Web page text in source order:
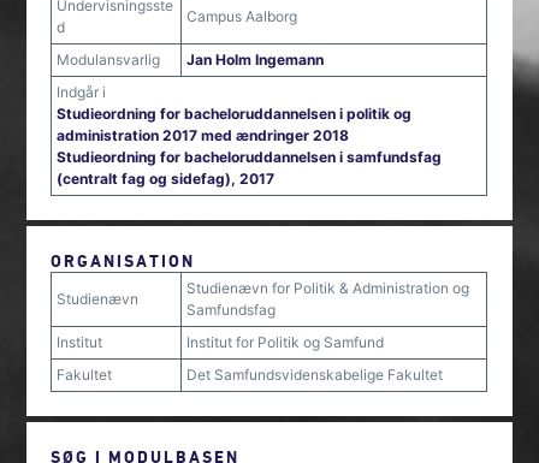
Undervisningsste
d
Campus Aalborg
Modulansvarlig
Jan Holm Ingemann
Indgår i
Studieordning for bacheloruddannelsen i politik og
administration 2017 med ændringer 2018
Studieordning for bacheloruddannelsen i samfundsfag
(centralt fag og sidefag), 2017
ORGANISATION
Studienævn
Studienævn for Politik & Administration og
Samfundsfag
Institut
Institut for Politik og Samfund
Fakultet
Det Samfundsvidenskabelige Fakultet
SØG I MODULBASEN